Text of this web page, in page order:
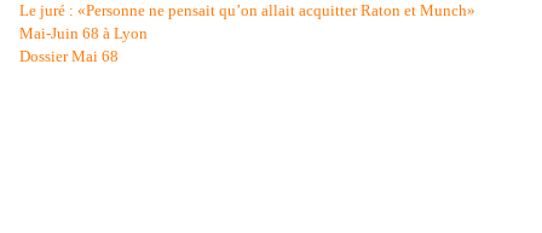
Le juré : «Personne ne pensait qu’on allait acquitter Raton et Munch»
Mai-Juin 68 à Lyon
Dossier Mai 68